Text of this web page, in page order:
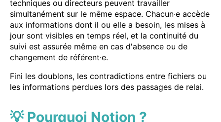
techniques ou directeurs peuvent travailler
simultanément sur le même espace. Chacun·e accède
aux informations dont il ou elle a besoin, les mises à
jour sont visibles en temps réel, et la continuité du
suivi est assurée même en cas d'absence ou de
changement de référent·e.
Fini les doublons, les contradictions entre fichiers ou
les informations perdues lors des passages de relai.
💡 Pourquoi Notion ?